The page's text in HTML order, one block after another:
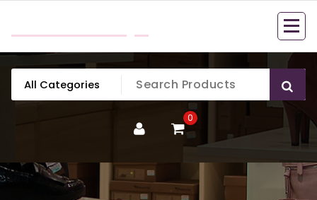
content
0